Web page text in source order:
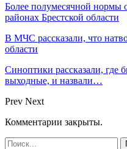
Более полумесячной нормы
районах Брестской области
В МЧС рассказали, что
области
Синоптики рассказали, где
выходные, и назвали…
Prev Next
Комментарии закрыты.